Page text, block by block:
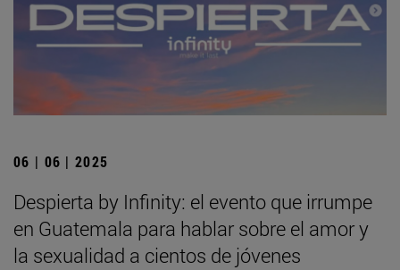
06 | 06 | 2025
Despierta by Infinity: el evento que irrumpe
en Guatemala para hablar sobre el amor y
la sexualidad a cientos de jóvenes